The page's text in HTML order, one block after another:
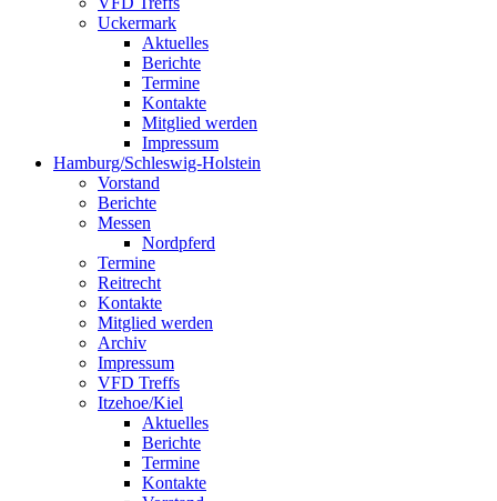
Uckermark
Aktuelles
Berichte
Termine
Kontakte
Mitglied werden
Impressum
Hamburg/Schleswig-Holstein
Vorstand
Berichte
Messen
Nordpferd
Termine
Reitrecht
Kontakte
Mitglied werden
Archiv
Impressum
VFD Treffs
Itzehoe/Kiel
Aktuelles
Berichte
Termine
Kontakte